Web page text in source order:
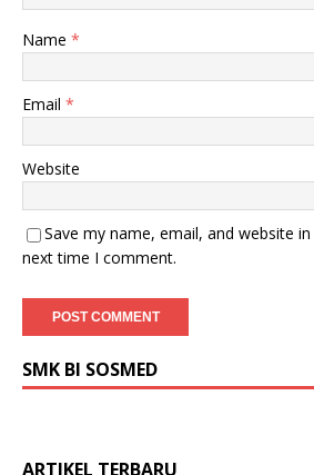
Name *
Email *
Website
Save my name, email, and website
next time I comment.
SMK BI SOSMED
ARTIKEL TERBARU